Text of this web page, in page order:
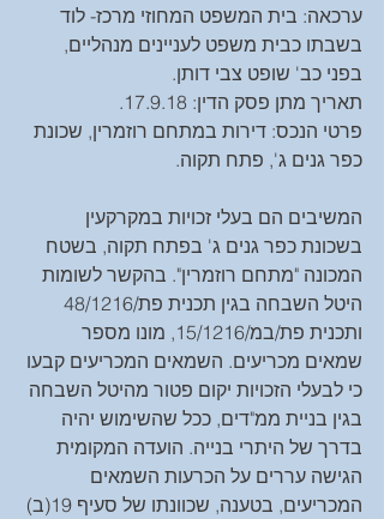
ערכאה: בית המשפט המחוזי מרכז- לוד
בשבתו כבית משפט לעניינים מנהליים,
בפני כב' שופט צבי דותן.
תאריך מתן פסק הדין: 17.9.18.
פרטי הנכס: דירות במתחם רוזמרין, שכונת
כפר גנים ג', פתח תקוה.
המשיבים הם בעלי זכויות במקרקעין
בשכונת כפר גנים ג' בפתח תקוה, בשטח
המכונה "מתחם רוזמרין". בהקשר לשומות
ותכנית פת/במ/15/1216, מונו מספר
שמאים מכריעים. השמאים המכריעים קבעו
כי לבעלי הזכויות יקום פטור מהיטל השבחה
בגין בניית ממ"דים, ככל שהשימוש יהיה
בדרך של היתרי בנייה. הועדה המקומית
הגישה עררים על הכרעות השמאים
המכריעים, בטענה, שכוונתו של סעיף 19(ב)